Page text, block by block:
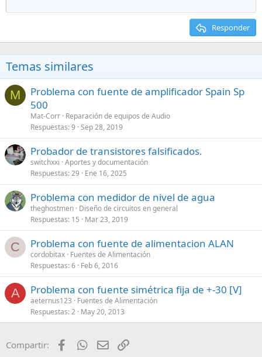
Responder
Temas similares
M
Problema con fuente de amplificador Spain Sp
500
Mat-Corr Reparación de equipos de Audio
Respuestas 9 Sep 28, 2019
Probador de transistores falsificados.
switchxxi Aportes y documentación
Respuestas 29 Ene 16, 2025
Problema con medidor de nivel de agua
theghostmen Diseño de circuitos en general
Respuestas 15 Mar 23, 2019
C Problema con fuente de alimentacion ALAN
cordobitax Fuentes de Alimentación
Respuestas 6 Feb 6, 2016
A Problema con fuente simétrica fija de +-30 [V]
aeternus123
Fuentes de Alimentación
Respuestas 2 May 20, 2013
Compartir: FacebookWhatsApp
Email